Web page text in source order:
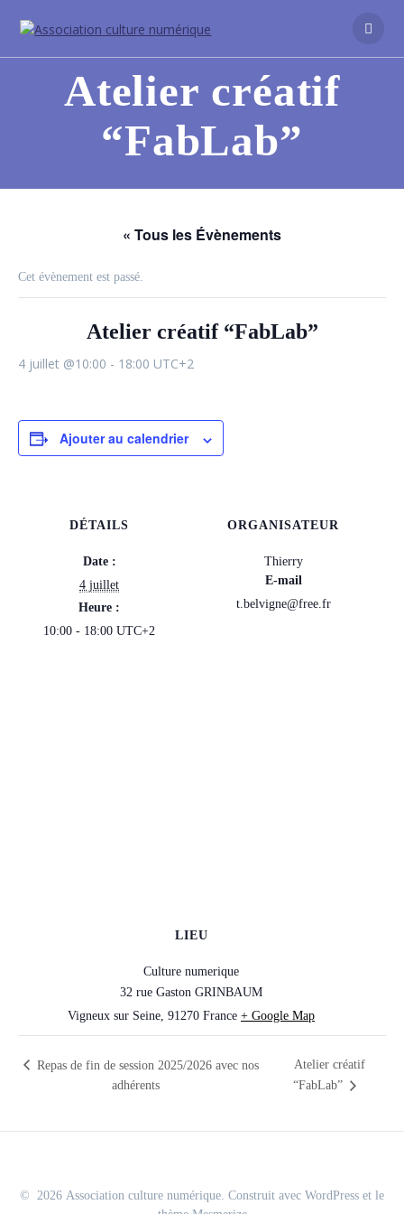
Atelier créatif
“FabLab”
« Tous les Évènements
Cet évènement est passé.
Atelier créatif “FabLab”
4 juillet @10:00 - 18:00 UTC+2
Ajouter au calendrier
DÉTAILS
Date :
4 juillet
Heure :
10:00 - 18:00 UTC+2
ORGANISATEUR
Thierry
E-mail
t.belvigne@free.fr
LIEU
Culture numerique
32 rue Gaston GRINBAUM
Vigneux sur Seine, 91270 France + Google Map
Repas de fin de session 2025/2026 avec nos
adhérents
Atelier créatif
“FabLab”
© 2026 Association culture numérique. Construit avec WordPress et le